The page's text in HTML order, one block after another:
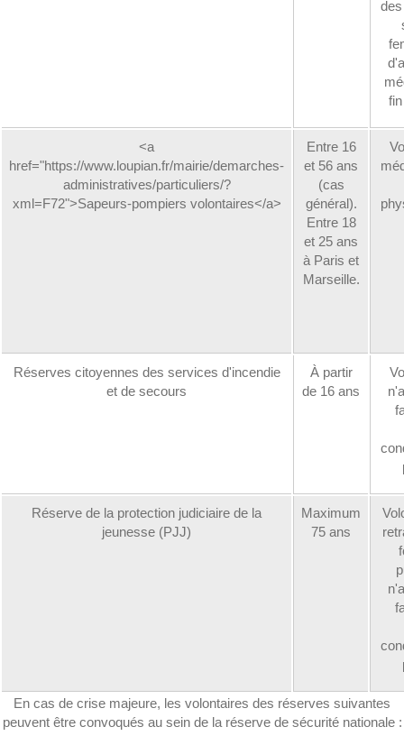
<a
href="https://www.loupian.fr/mairie/demarches-
administratives/particuliers/?
xml=F72">Sapeurs-pompiers volontaires</a>
Entre 16
et 56 ans
(cas
général).
Entre 18
et 25 ans
à Paris et
Marseille.
Réserves citoyennes des services d'incendie
et de secours
À partir
de 16 ans
Réserve de la protection judiciaire de la
jeunesse (PJJ)
Maximum
75 ans
En cas de crise majeure, les volontaires des réserves suivantes
peuvent être convoqués au sein de la réserve de sécurité nationale :